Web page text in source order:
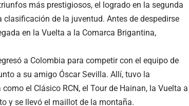
más prestigiosos, el logrado en la segunda
de la juventud. Antes de despedirse
en la Vuelta a la Comarca Brigantina,
a Colombia para competir con el equipo de
a su amigo Óscar Sevilla. Allí, tuvo la
el Clásico RCN, el Tour de Hainan, la Vuelta a
y se llevó el maillot de la montaña.